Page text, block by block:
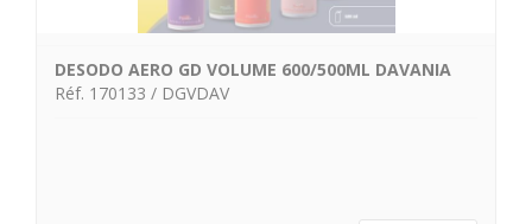
DESODO AERO GD VOLUME 600/500ML DAVANIA
Réf. 170133 / DGVDAV